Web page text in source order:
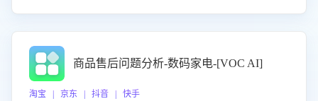
商品售后问题分析-数码家电-[VOC AI]
淘宝 | 京东 | 抖音 | 快手